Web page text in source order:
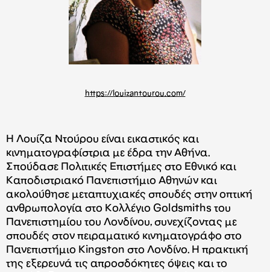
https://louizantourou.com/
Η Λουίζα Ντούρου είναι εικαστικός και
κινηματογραφίστρια με έδρα την Αθήνα.
Σπούδασε Πολιτικές Επιστήμες στο Εθνικό και
Καποδιστριακό Πανεπιστήμιο Αθηνών και
ακολούθησε μεταπτυχιακές σπουδές στην οπτική
ανθρωπολογία στο Κολλέγιο Goldsmiths του
Πανεπιστημίου του Λονδίνου, συνεχίζοντας με
σπουδές στον πειραματικό κινηματογράφο στο
Πανεπιστήμιο Kingston στο Λονδίνο. Η πρακτική
της εξερευνά τις απροσδόκητες όψεις και το